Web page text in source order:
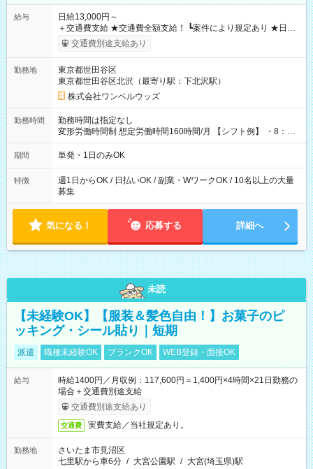
給与
日給13,000円～
＋交通費支給 ★交通費全額支給！ ┗案件により規定あり ★日払
いOK！（規定あり） ┗働いたその日に現金GET♪ お仕事後はコ
ンビニATMから 日払い分を引き落とせます！ 【試用期間】試
交通費別途支給あり
勤務地
東京都世田谷区
東京都世田谷区北沢（最寄り駅：下北沢駅）
株式会社ワンベルウッズ
勤務時間
勤務時間は指定なし
変形労働時間制 想定労働時間160時間/月 【シフト例】 ・8：00
～21：00
期間 単発・1日のみOK
特徴
週1日からOK / 日払いOK / 副業・WワークOK / 10名以上の大量
募集
気になる！ 応募する 詳細へ
未読
【未経験OK】【服装＆髪色自由！】お菓子のピ
ッキング・シール貼り｜短期
派遣 職種未経験OK ブランクOK WEB登録・面接OK
給与
時給1400円／月収例：117,600円＝1,400円×4時間×21日勤務の
場合＋交通費別途支給
交通費別途支給あり
交通費 実費支給／当社規定あり。
勤務地
さいたま市見沼区
七里駅から車6分 / 大宮公園駅 / 大宮(埼玉県)駅